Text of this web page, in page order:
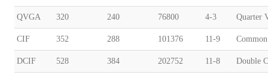
QVGA 320 240 76800 4-3 Quarter
CIF 352 288 101376 11-9
DCIF 528 384 202752 11-8 Double